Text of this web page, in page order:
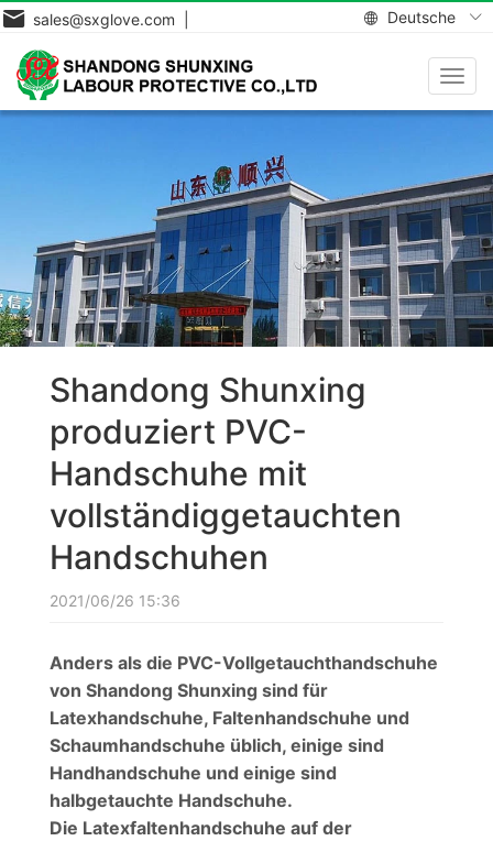
Deutsche
sales@sxglove.com |
Shandong Shunxing
produziert PVC-
Handschuhe mit
vollständiggetauchten
Handschuhen
2021/06/26 15:36
Anders als die PVC-Vollgetauchthandschuhe
von Shandong Shunxing sind für
Latexhandschuhe, Faltenhandschuhe und
Schaumhandschuhe üblich, einige sind
Handhandschuhe und einige sind
halbgetauchte Handschuhe.
Die Latexfaltenhandschuhe auf der